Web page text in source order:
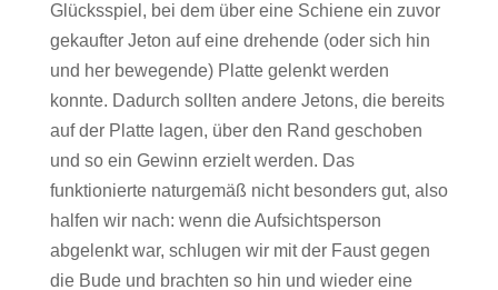
Glücksspiel, bei dem über eine Schiene ein zuvor
gekaufter Jeton auf eine drehende (oder sich hin
und her bewegende) Platte gelenkt werden
konnte. Dadurch sollten andere Jetons, die bereits
auf der Platte lagen, über den Rand geschoben
und so ein Gewinn erzielt werden. Das
funktionierte naturgemäß nicht besonders gut, also
halfen wir nach: wenn die Aufsichtsperson
abgelenkt war, schlugen wir mit der Faust gegen
die Bude und brachten so hin und wieder eine